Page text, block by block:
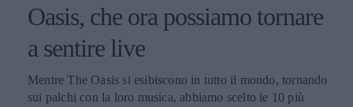
Oasis, che ora possiamo tornare
a sentire live
Mentre The Oasis si esibiscono in tutto il mondo, tornando
sui palchi con la loro musica, abbiamo scelto le 10 più